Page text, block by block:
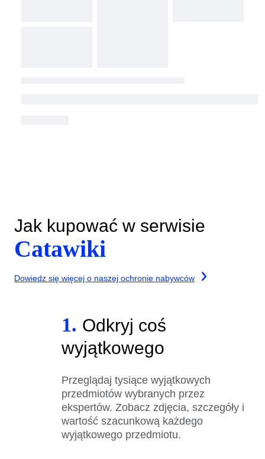
Jak kupować w serwisie
Catawiki
Dowiedz się więcej o naszej ochronie nabywców
1. Odkryj coś
wyjątkowego
Przeglądaj tysiące wyjątkowych
przedmiotów wybranych przez
ekspertów. Zobacz zdjęcia, szczegóły i
wartość szacunkową każdego
wyjątkowego przedmiotu.